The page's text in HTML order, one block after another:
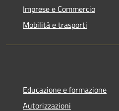
Imprese e Commercio
Mobilità e trasporti
Educazione e formazione
Autorizzazioni